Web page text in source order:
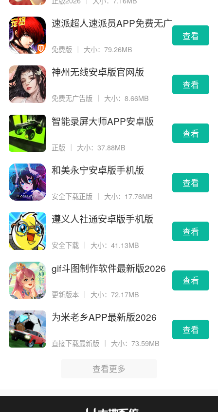
速派超人速派员APP免费无广
免费版 大小：79.26MB
查看
神州无线安卓版官网版
免费无广告版 大小：8.66MB
查看
智能录屏大师APP安卓版
正版 ｜ 大小：37.88MB
查看
和美永宁安卓版手机版
安全下载正版 大小：17.76MB
查看
遵义人社通安卓版手机版
安全下载 大小：41.13MB
查看
gif斗图制作软件最新版2026
更新版本 ｜ 大小：72.17MB
查看
为米老乡APP最新版2026
直接下载最新版 大小：73.59MB
查看
查看更多